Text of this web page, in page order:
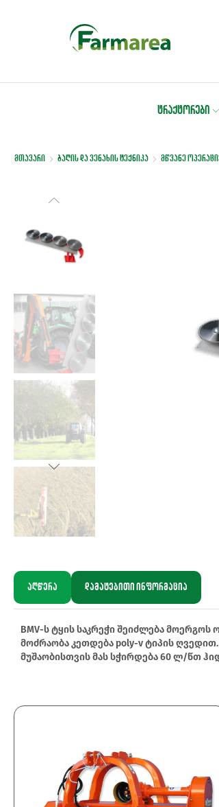
ᲢᲠᲐᲥᲢᲝᲠᲔᲑᲘ
მთავარი ბაღის და ვენახის ტექნიკა მწვანე
აღწერა დამატებითი ინფორმაცია
BMV-ს ტყის საკრეჭი შეიძლება
მოძრაობა კეთდება poly-v ტიპის ღვედით.
მუშაობისთვის მას სჭირდება 60 ლ/წთ